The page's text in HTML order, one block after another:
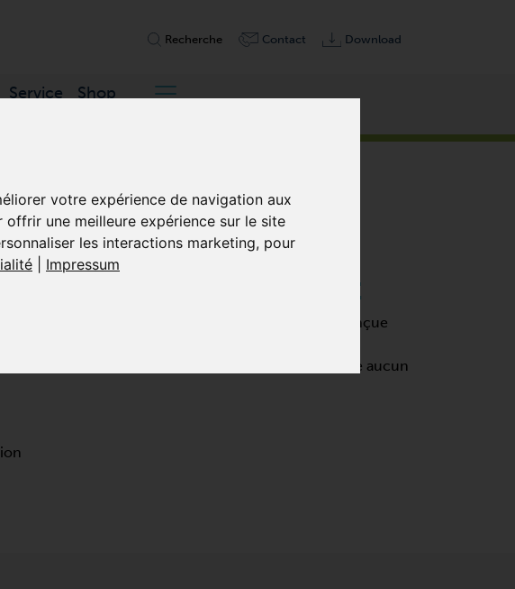
votre expérience de navigation aux
offrir une meilleure expérience sur le site
les interactions marketing, pour
Impressum
Recherche Contact Download
Service Shop
ROTATIVES, SANS HUILE
basse pression à fonctionnement à sec conçue
ne nécessite qu’un entretien minimal et ne nécessite aucun